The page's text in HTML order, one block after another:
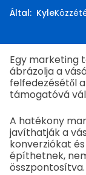
Által: Kyle
Egy marketing
ábrázolja a
felfedezésétől
támogatóvá
A hatékony
javíthatják a
konverziókat
építhetnek,
összpontosítva.